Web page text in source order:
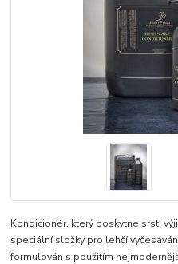
Kondicionér, který poskytne srsti
speciální složky pro lehčí
formulován s použitím